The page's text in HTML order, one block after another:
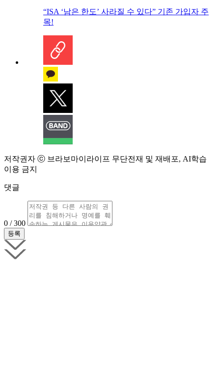
“ISA ‘남은 한도’ 사라질 수 있다” 기존 가입자 주
목!
저작권자 ⓒ 브라보마이라이프 무단전재 및 재배포, AI학습
이용 금지
댓글
0 / 300